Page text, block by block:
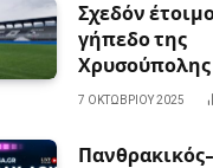
Σχεδόν
γήπεδο της
Χρυσούπολης
7 ΟΚΤΩΒΡΊΟΥ 2025